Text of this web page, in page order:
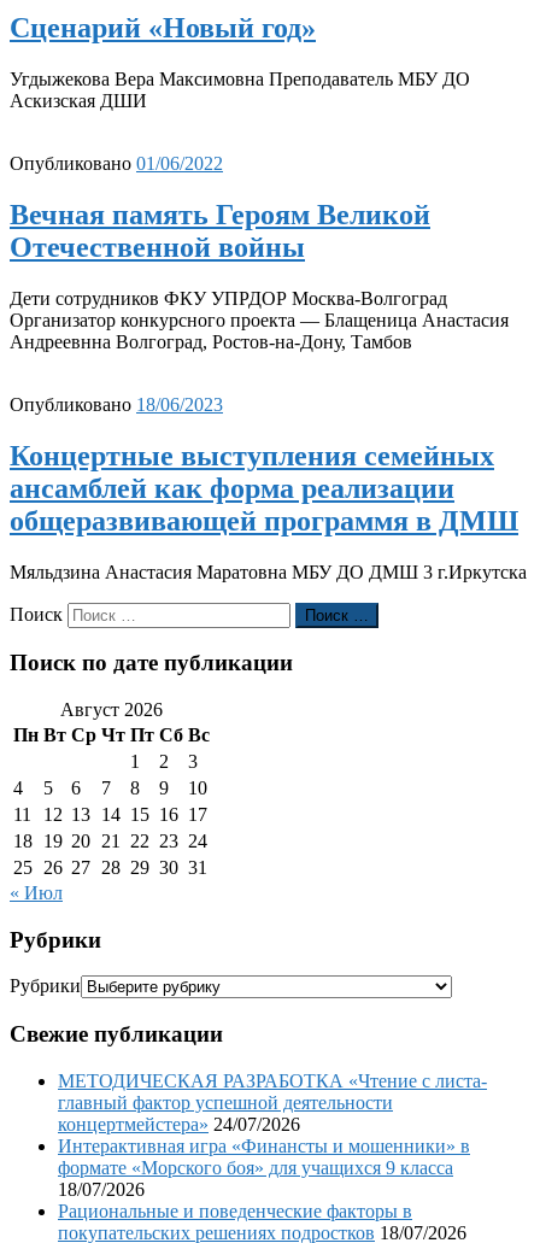
Сценарий «Новый год»
Угдыжекова Вера Максимовна Преподаватель МБУ ДО
Аскизская ДШИ
Опубликовано 01/06/2022
Вечная память Героям Великой
Отечественной войны
Дети сотрудников ФКУ УПРДОР Москва-Волгоград
Организатор конкурсного проекта — Блащеница Анастасия
Андреевнна Волгоград, Ростов-на-Дону, Тамбов
Опубликовано 18/06/2023
Концертные выступления семейных
ансамблей как форма реализации
общеразвивающей программя в ДМШ
Мяльдзина Анастасия Маратовна МБУ ДО ДМШ 3 г.Иркутска
Поиск Поиск …
Поиск по дате публикации
Август 2026
Пн Вт Ср Чт Пт Сб Вс
1
2
3
4
5 6 7 8 9
10
11
12 13 14 15 16 17
18 19 20 21 22 23 24
25 26 27 28 29 30 31
« Июл
Рубрики
Рубрики
Свежие публикации
МЕТОДИЧЕСКАЯ РАЗРАБОТКА «Чтение с листа-
главный фактор успешной деятельности
концертмейстера» 24/07/2026
Интерактивная игра «Финансты и мошенники» в
формате «Морского боя» для учащихся 9 класса
18/07/2026
Рациональные и поведенческие факторы в
покупательских решениях подростков 18/07/2026